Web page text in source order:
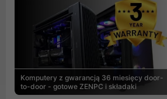
Komputery z gwarancją 36 miesięcy door-
to-door - gotowe ZENPC i składaki